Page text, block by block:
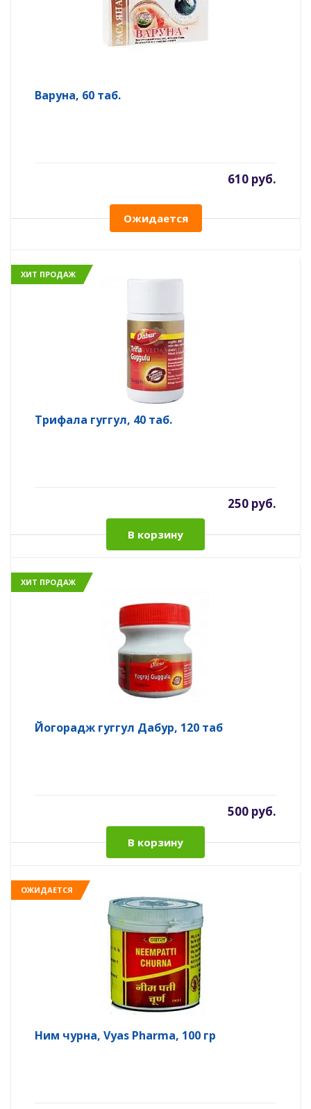
Варуна, 60 таб.
610 руб.
Ожидается
ХИТ ПРОДАЖ
Трифала гуггул, 40 таб.
250 руб.
В корзину
ХИТ ПРОДАЖ
Йогорадж гуггул Дабур, 120 таб
500 руб.
В корзину
ОЖИДАЕТСЯ
Ним чурна, Vyas Pharma, 100 гр